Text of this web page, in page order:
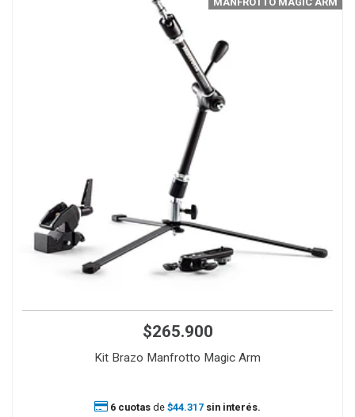
$265.900
Kit Brazo Manfrotto Magic Arm
6 cuotas de $44.317 sin interés.